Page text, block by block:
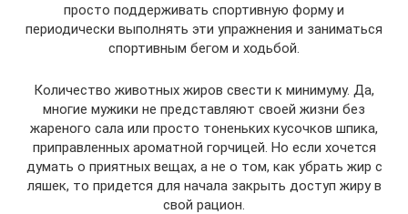
просто поддерживать спортивную форму и
периодически выполнять эти упражнения и заниматься
спортивным бегом и ходьбой.
Количество животных жиров свести к минимуму. Да,
многие мужики не представляют своей жизни без
жареного сала или просто тоненьких кусочков шпика,
приправленных ароматной горчицей. Но если хочется
думать о приятных вещах, а не о том, как убрать жир с
ляшек, то придется для начала закрыть доступ жиру в
свой рацион.